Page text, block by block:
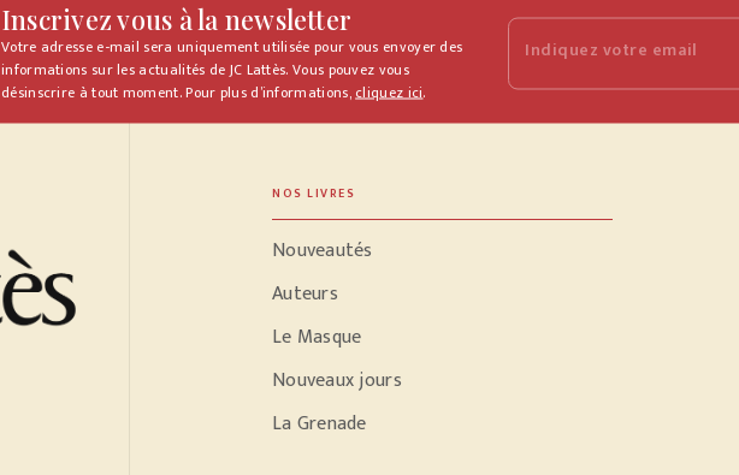
Inscrivez vous à la newsletter
Votre adresse e-mail sera uniquement utilisée pour vous envoyer des
informations sur les actualités de JC Lattès. Vous pouvez vous
désinscrire à tout moment. Pour plus d’informations,cliquez ici.
Indiquez votre email
NOS LIVRES
Nouveautés
Auteurs
Le Masque
Nouveaux jours
La Grenade